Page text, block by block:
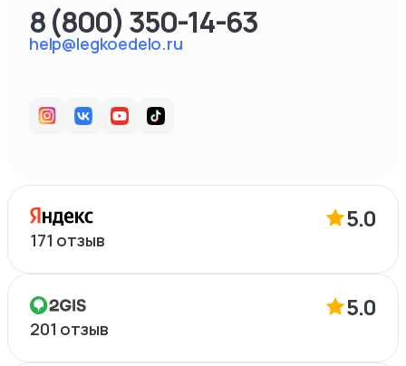
help@legkoedelo.ru
8 (800) 350-14-63
5.0
171 отзыв
5.0
201 отзыв